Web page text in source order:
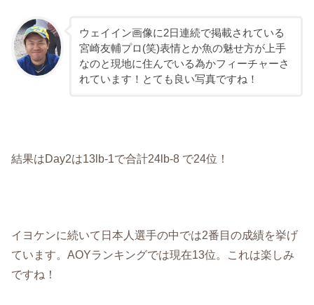
ウェイイン画像に2日連続で掲載されている
宮崎友輔プロ(笑)表情とか魚の魅せ方が上手
なのと現地に住んでいる為かフィーチャーさ
れています！とても良い写真ですね！
結果はDay2は13lb-1で合計24lb-8 で24位！
イヨケンに続いて日本人選手の中では2番目の成績を挙げ
ています。AOYランキングでは現在13位。これは楽しみ
ですね！